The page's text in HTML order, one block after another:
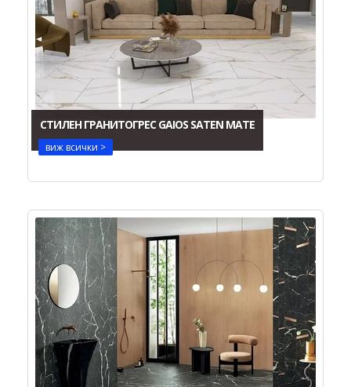
СТИЛЕН ГРАНИТОГРЕС GAIOS SATEN MATE
виж всички >